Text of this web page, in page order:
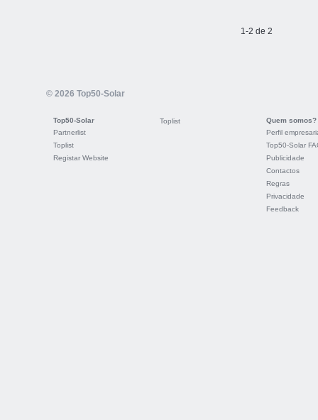
1-2 de 2
© 2026 Top50-Solar
Top50-Solar
Partnerlist
Toplist
Registar Website
Toplist
Quem somos?
Perfil
Top50-Solar
Publicidade
Contactos
Regras
Privacidade
Feedback